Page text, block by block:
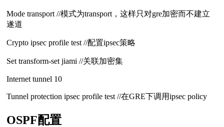
Mode transport //模式为transport，这样只对gre加密而不建立
遂道
Crypto ipsec profile test //配置ipsec策略
Set transform-set jiami //关联加密集
Internet tunnel 10
Tunnel protection ipsec profile test //在GRE下调用ipsec policy
OSPF配置